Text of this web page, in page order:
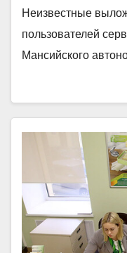
Неизвестные
пользователей
Мансийского